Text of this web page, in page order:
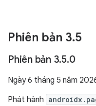
Phiên bản 3.5
Phiên bản 3.5.0
Ngày 6 tháng 5 năm
Phát hành